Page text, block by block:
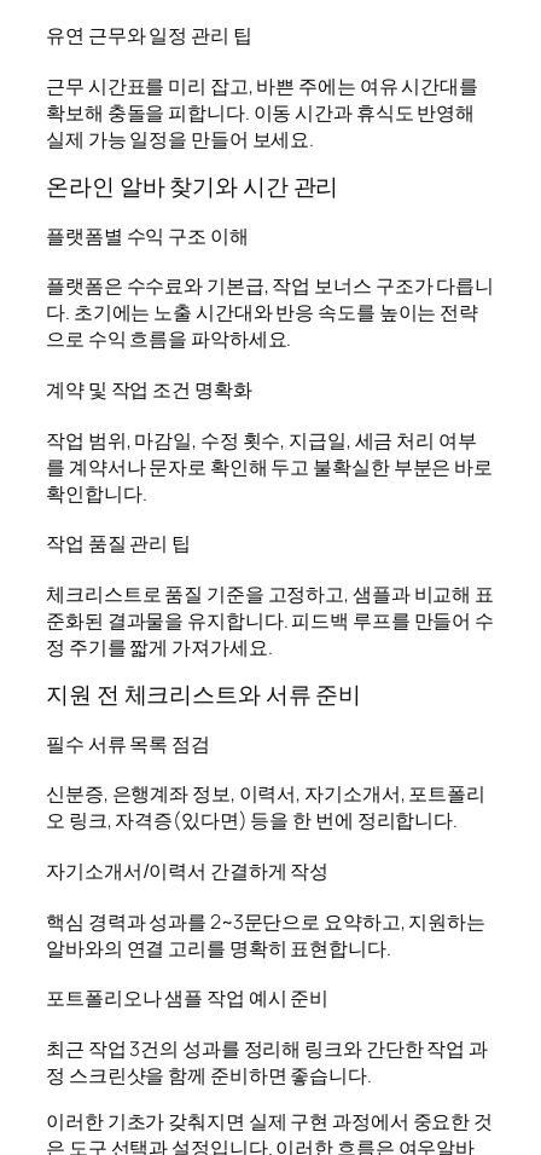
유연 근무와 일정 관리 팁
근무 시간표를 미리 잡고, 바쁜 주에는 여유 시간대를
확보해 충돌을 피합니다. 이동 시간과 휴식도 반영해
실제 가능 일정을 만들어 보세요.
온라인 알바 찾기와 시간 관리
플랫폼별 수익 구조 이해
플랫폼은 수수료와 기본급, 작업 보너스 구조가 다릅니
다. 초기에는 노출 시간대와 반응 속도를 높이는 전략
으로 수익 흐름을 파악하세요.
계약 및 작업 조건 명확화
작업 범위, 마감일, 수정 횟수, 지급일, 세금 처리 여부
를 계약서나 문자로 확인해 두고 불확실한 부분은 바로
확인합니다.
작업 품질 관리 팁
체크리스트로 품질 기준을 고정하고, 샘플과 비교해 표
준화된 결과물을 유지합니다. 피드백 루프를 만들어 수
정 주기를 짧게 가져가세요.
지원 전 체크리스트와 서류 준비
필수 서류 목록 점검
신분증, 은행계좌 정보, 이력서, 자기소개서, 포트폴리
오 링크, 자격증(있다면) 등을 한 번에 정리합니다.
자기소개서/이력서 간결하게 작성
핵심 경력과 성과를 2~3문단으로 요약하고, 지원하는
알바와의 연결 고리를 명확히 표현합니다.
포트폴리오나 샘플 작업 예시 준비
최근 작업 3건의 성과를 정리해 링크와 간단한 작업 과
정 스크린샷을 함께 준비하면 좋습니다.
이러한 기초가 갖춰지면 실제 구현 과정에서 중요한 것
은 도구 선택과 설정입니다. 이러한 흐름은 여우알바